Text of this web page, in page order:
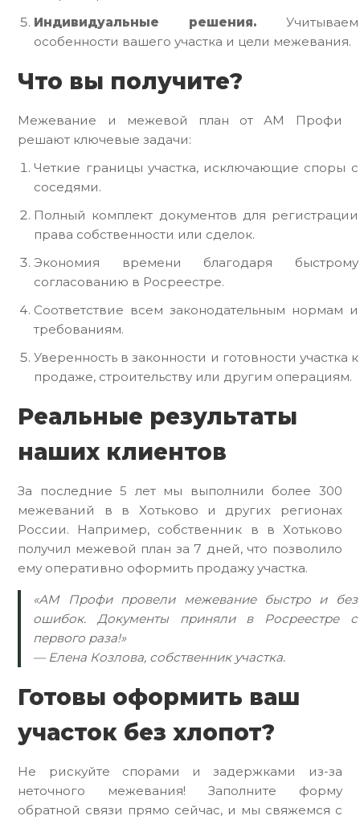
Индивидуальные решения. Учитываем
особенности вашего участка и цели межевания.
Что вы получите?
Межевание и межевой план от АМ Профи
решают ключевые задачи:
Четкие границы участка, исключающие споры с
соседями.
Полный комплект документов для регистрации
права собственности или сделок.
Экономия времени благодаря быстрому
согласованию в Росреестре.
Соответствие всем законодательным нормам и
требованиям.
Уверенность в законности и готовности участка к
продаже, строительству или другим операциям.
Реальные результаты
наших клиентов
За последние 5 лет мы выполнили более 300
межеваний в в Хотьково и других регионах
России. Например, собственник в в Хотьково
получил межевой план за 7 дней, что позволило
ему оперативно оформить продажу участка.
«АМ Профи провели межевание быстро и без
ошибок. Документы приняли в Росреестре с
первого раза!»
— Елена Козлова, собственник участка.
Готовы оформить ваш
участок без хлопот?
Не рискуйте спорами и задержками из-за
неточного межевания! Заполните форму
обратной связи прямо сейчас, и мы свяжемся с